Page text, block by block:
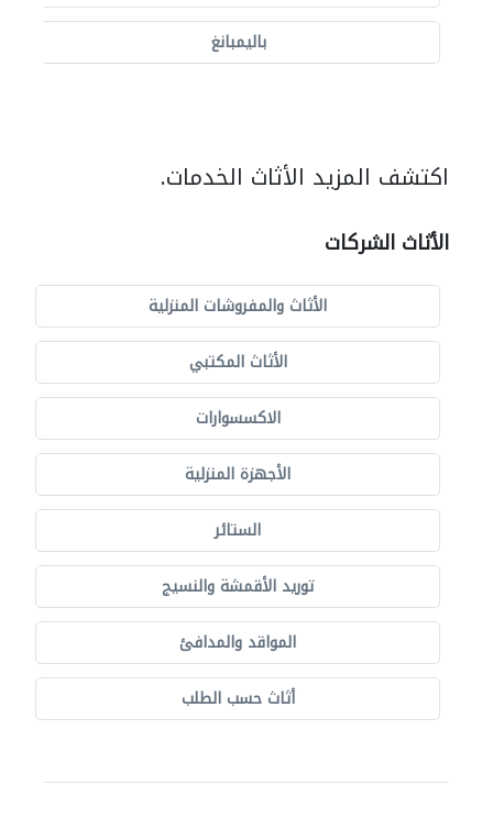
باليمبانغ
اكتشف المزيد الأثاث الخدمات.
الأثاث الشركات
الأثاث والمفروشات المنزلية
الأثاث المكتبي
الاكسسوارات
الأجهزة المنزلية
الستائر
توريد الأقمشة والنسيج
المواقد والمدافئ
أثاث حسب الطلب